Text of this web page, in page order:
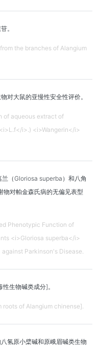
。
the branches of Alangium
对大鼠的亚慢性安全性评价。
of aqueous extract of
i>.) <i>Wangerin</i>
（Gloriosa superba）和八角
对帕金森氏病的无偏见表型
Phenotypic Function of
<i>Gloriosa superba</i>
Parkinson's Disease.
生物碱类成分]。
of Alangium chinense].
氢原小檗碱和原峨眉碱类生物